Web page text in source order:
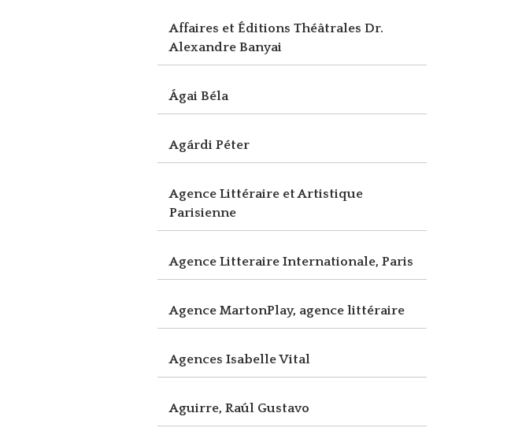
Affaires et Éditions Théâtrales Dr.
Alexandre Banyai
Ágai Béla
Agárdi Péter
Agence Littéraire et Artistique
Parisienne
Agence Litteraire Internationale, Paris
Agence MartonPlay, agence littéraire
Agences Isabelle Vital
Aguirre, Raúl Gustavo